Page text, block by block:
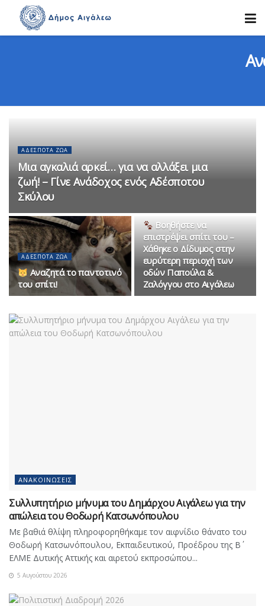
ΑΔΈΣΠΟΤΑ ΖΏΑ
Μια αγκαλιά αρκεί… για να αλλάξει μια
ζωή! – Γίνε Ανάδοχος ενός Αδέσποτου
Σκύλου
ΑΔΈΣΠΟΤΑ ΖΏΑ
Αναζητά το παντοτινό
του σπίτι!
Βοηθήστε να
επιστρέψει σπίτι του –
Χάθηκε ο Δίδυμος στην
ευρύτερη περιοχή των
οδών Παπούλα &
Ζαλόγγου στο Αιγάλεω
ΑΝΑΚΟΙΝΏΣΕΙΣ
Συλλυπητήριο μήνυμα του Δημάρχου Αιγάλεω για την
απώλεια του Θοδωρή Κατσωνόπουλου
Με βαθιά θλίψη πληροφορηθήκαμε τον αιφνίδιο θάνατο του
Θοδωρή Κατσωνόπουλου, Εκπαιδευτικού, Προέδρου της Β΄
ΕΛΜΕ Δυτικής Αττικής και αιρετού εκπροσώπου...
5 Αυγούστου 2026